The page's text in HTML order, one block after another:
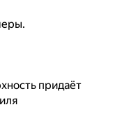
придаёт